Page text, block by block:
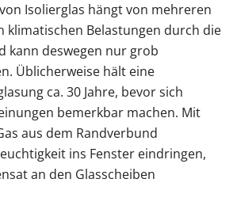
Isolierglas hängt von mehreren
klimatischen Belastungen durch die
kann deswegen nur grob
Üblicherweise hält eine
ca. 30 Jahre, bevor sich
bemerkbar machen. Mit
aus dem Randverbund
ins Fenster eindringen,
an den Glasscheiben